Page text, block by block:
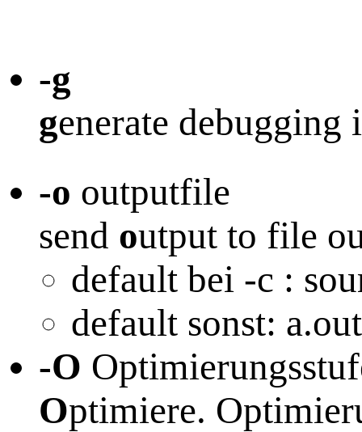
-g
generate
-o outputfile
send output to file
default bei -c :
default sonst: a.out
-O
Optimiere.